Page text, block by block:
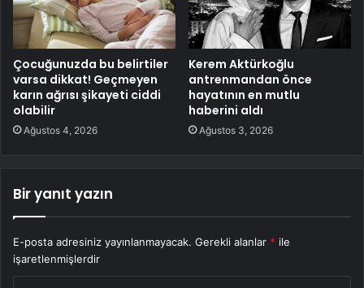
Çocuğunuzda bu belirtiler
varsa dikkat! Geçmeyen
karın ağrısı şikayeti ciddi
olabilir
Ağustos 4, 2026
Kerem Aktürkoğlu
antrenmandan önce
hayatının en mutlu
haberini aldı
Ağustos 3, 2026
Bir yanıt yazın
E-posta adresiniz yayınlanmayacak. Gerekli alanlar * ile
işaretlenmişlerdir